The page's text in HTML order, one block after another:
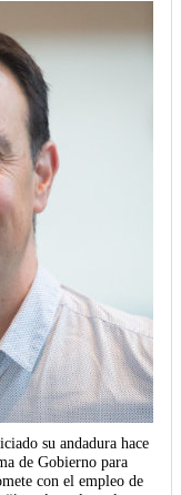
su andadura hace
de Gobierno para
con el empleo de